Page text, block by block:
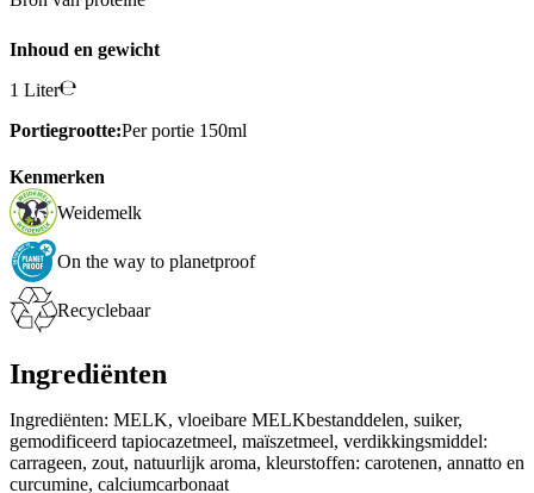
Inhoud en gewicht
1 Liter
Portiegrootte:Per portie 150ml
Kenmerken
Weidemelk
On the way to planetproof
Recyclebaar
Ingrediënten
Ingrediënten: MELK, vloeibare MELKbestanddelen, suiker,
gemodificeerd tapiocazetmeel, maïszetmeel, verdikkingsmiddel:
carrageen, zout, natuurlijk aroma, kleurstoffen: carotenen, annatto en
curcumine, calciumcarbonaat